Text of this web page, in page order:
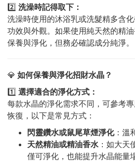
2️⃣ 洗澡時記得取下：
洗澡時使用的沐浴乳或洗髮精多含
功效與外觀。如果使用純天然的精
保養與淨化，但務必確認成分純淨。
💎 如何保養與淨化招財水晶？
1️⃣ 選擇適合的淨化方式：
每款水晶的淨化需求不同，可參考
恢復，以下是常見方式：
閃靈鑽水或鼠尾草煙淨化：溫
天然精油或精油香水 ：如大天
僅可淨化，也能提升水晶能量場